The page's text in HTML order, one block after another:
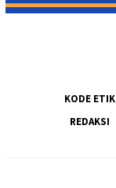
KODE ETIK
REDAKSI